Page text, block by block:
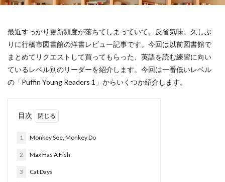
最近すっかり更新頻度が落ちてしまっていて、反省気味。久しぶ
りに行橋市図書館の洋書レビュー記事です。今回は以前図書館で
まとめてリクエストして買ってもらった、英語を読む練習に向い
ているレベル別のリーダーを紹介します。今回は一番低いレベル
の「Puffin Young Readers 1」からいくつか紹介します。
目次
1 Monkey See, Monkey Do
2 Max Has A Fish
3 Cat Days